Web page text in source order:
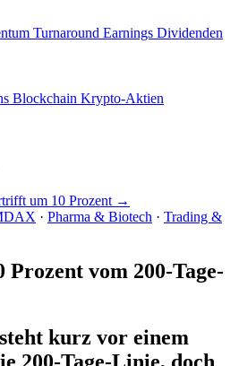
Turnaround Earnings Dividenden
Blockchain Krypto-Aktien
um 10 Prozent →
· Pharma & Biotech · Trading &
vom 200-Tage-
kurz vor einem